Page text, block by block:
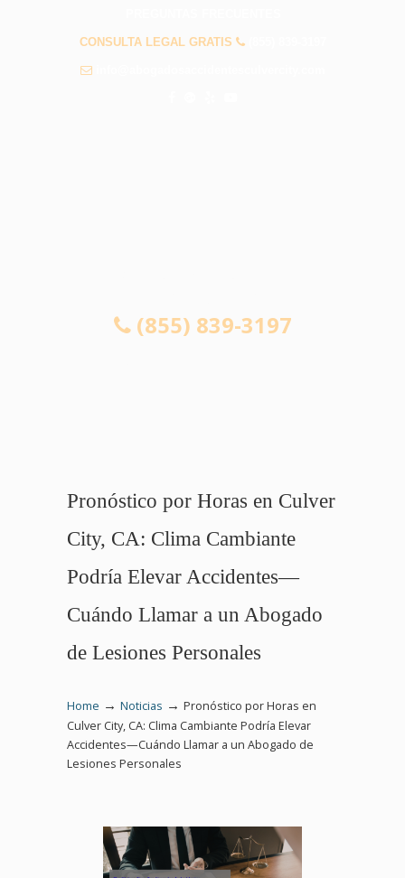
CONSULTA LEGAL GRATIS
(855) 839-3197
Pronóstico por Horas en Culver
City, CA: Clima Cambiante
Podría Elevar Accidentes—
Cuándo Llamar a un Abogado
de Lesiones Personales
Home → Noticias → Pronóstico por Horas en
Culver City, CA: Clima Cambiante Podría Elevar
Accidentes—Cuándo Llamar a un Abogado de
Lesiones Personales